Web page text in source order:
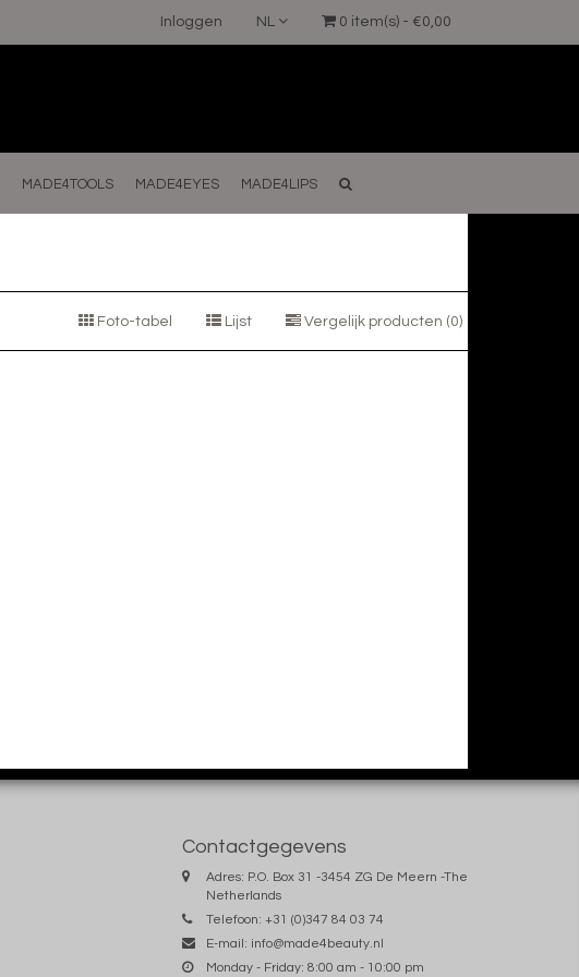
0 item(s) - €0,00
NL
Inloggen
MADE4TOOLS MADE4EYES MADE4LIPS
Foto-tabel Lijst Vergelijk producten (0)
Contactgegevens
Adres: P.O. Box 31 -3454 ZG De Meern -The
Netherlands
Telefoon: +31 (0)347 84 03 74
E-mail: info@made4beauty.nl
Monday - Friday: 8:00 am - 10:00 pm